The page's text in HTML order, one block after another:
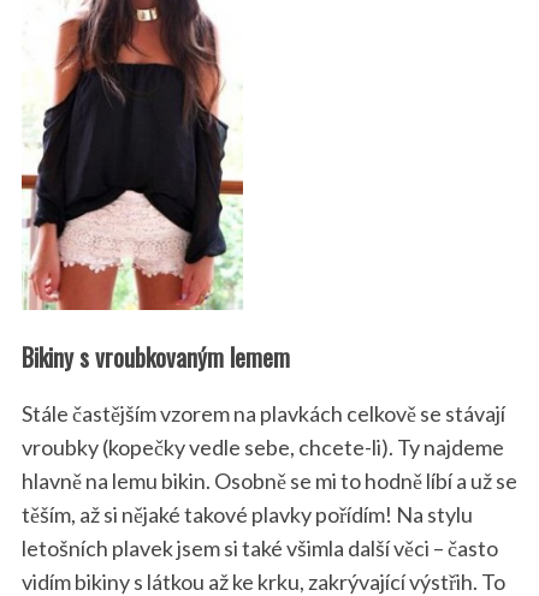
Bikiny s vroubkovaným lemem
Stále častějším vzorem na plavkách celkově se stávají
vroubky (kopečky vedle sebe, chcete-li). Ty najdeme
hlavně na lemu bikin. Osobně se mi to hodně líbí a už se
těším, až si nějaké takové plavky pořídím! Na stylu
letošních plavek jsem si také všimla další věci – často
vidím bikiny s látkou až ke krku, zakrývající výstřih. To